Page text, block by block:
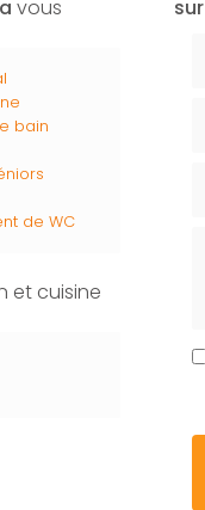
vous
bain
de WC
et cuisine